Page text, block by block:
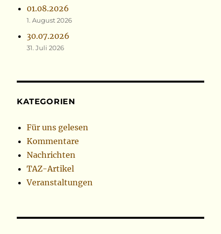
01.08.2026
1. August 2026
30.07.2026
31. Juli 2026
KATEGORIEN
Für uns gelesen
Kommentare
Nachrichten
TAZ-Artikel
Veranstaltungen